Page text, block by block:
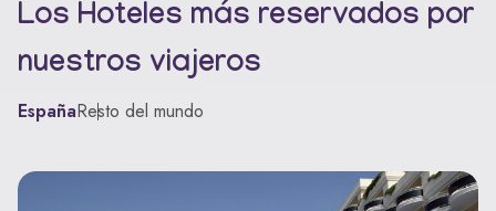
Los Hoteles más reservados por
nuestros viajeros
EspañaResto del mundo